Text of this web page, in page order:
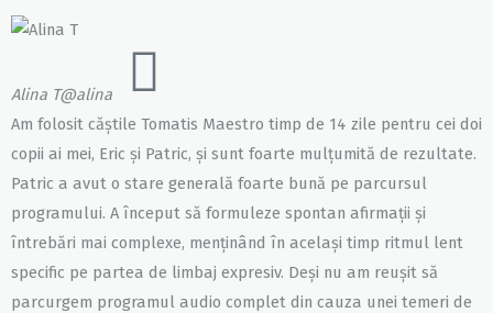
Alina T@alina
Am folosit căștile Tomatis Maestro timp de 14 zile pentru cei doi
copii ai mei, Eric și Patric, și sunt foarte mulțumită de rezultate.
Patric a avut o stare generală foarte bună pe parcursul
programului. A început să formuleze spontan afirmații și
întrebări mai complexe, menținând în același timp ritmul lent
specific pe partea de limbaj expresiv. Deși nu am reușit să
parcurgem programul audio complet din cauza unei temeri de